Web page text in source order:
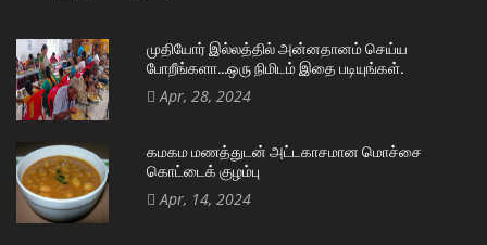
முதியோர் இல்லத்தில் அன்னதானம் செய்ய
போறீங்களா…ஒரு நிமிடம் இதை படியுங்கள்.
Apr, 28, 2024
கமகம மணத்துடன் அட்டகாசமான மொச்சை
கொட்டைக் குழம்பு
Apr, 14, 2024